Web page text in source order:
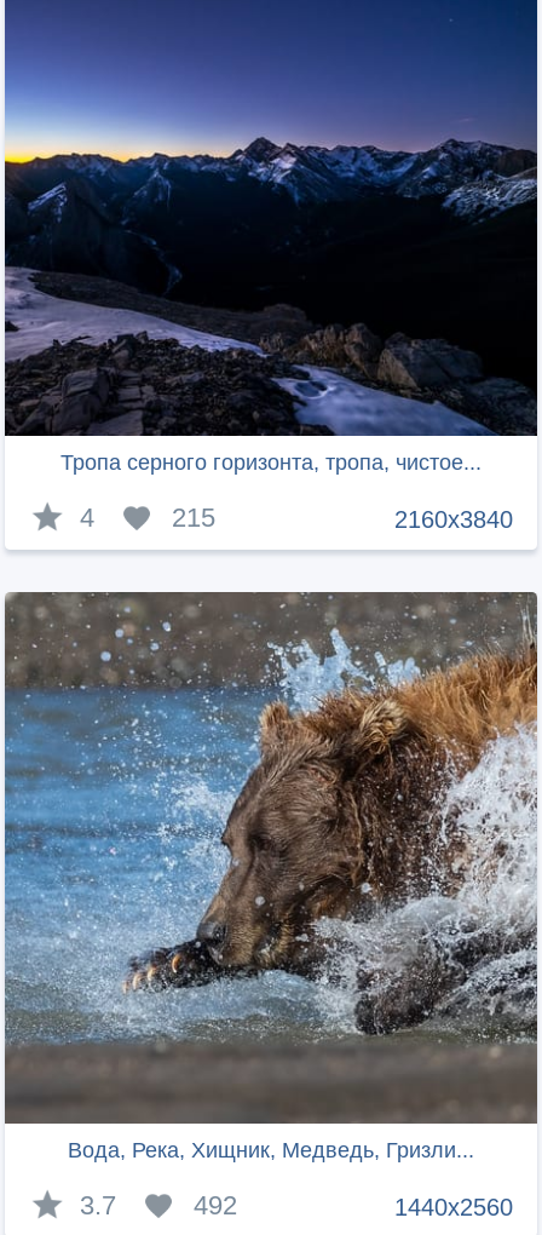
Тропа серного горизонта, тропа, чистое...
2160x3840
4 215
Вода, Река, Хищник, Медведь, Гризли...
1440x2560
3.7 492